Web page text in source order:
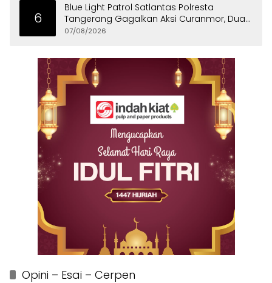
6
Blue Light Patrol Satlantas Polresta
Tangerang Gagalkan Aksi Curanmor, Dua
Pria Diamankan
07/08/2026
Opini – Esai – Cerpen